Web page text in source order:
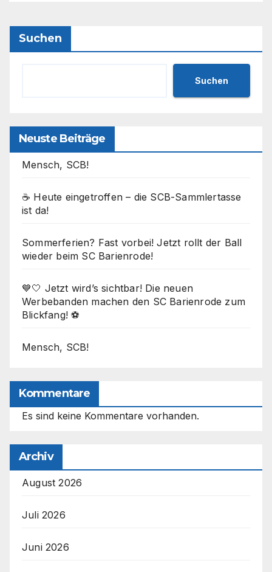
Suchen
Suchen
Neuste Beiträge
Mensch, SCB!
☕ Heute eingetroffen – die SCB-Sammlertasse
ist da!
Sommerferien? Fast vorbei! Jetzt rollt der Ball
wieder beim SC Barienrode!
💙🤍 Jetzt wird’s sichtbar! Die neuen
Werbebanden machen den SC Barienrode zum
Blickfang! ⚽
Mensch, SCB!
Kommentare
Es sind keine Kommentare vorhanden.
Archiv
August 2026
Juli 2026
Juni 2026